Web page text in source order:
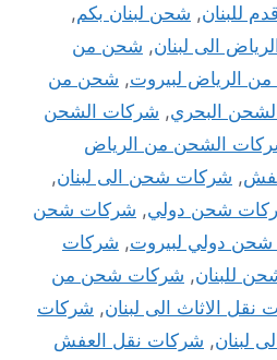
, شحن لبنان بكم,
الى لبنان, شحن من
الرياض لبيروت, شحن من
البحري, شركات الشحن
الشحن من الرياض
, شركات شحن الى لبنان,
شحن دولي, شركات شحن
دولي لبيروت, شركات
للبنان, شركات شحن من
نقل الاثاث الى لبنان, شركات
لبنان, شركات نقل العفش